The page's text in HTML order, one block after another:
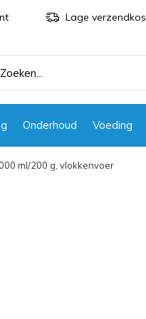
Onderhoud Voeding
Lage
ml/200 g, vlokkenvoer